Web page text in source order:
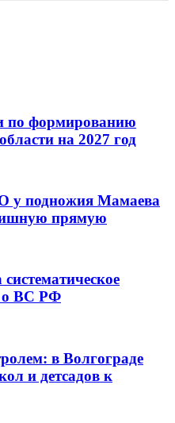
по формированию
на 2027 год
у подножия Мамаева
прямую
о ВС РФ
в Волгограде
и детсадов к